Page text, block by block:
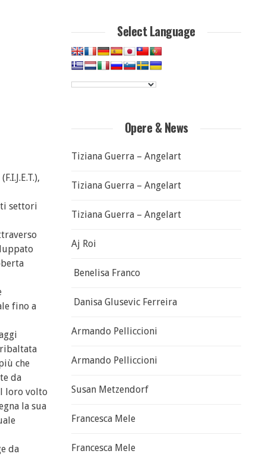
settori
fino a
che
da
loro volto
la sua
da
Select Language
Opere & News
Tiziana Guerra – Angelart
Tiziana Guerra – Angelart
Tiziana Guerra – Angelart
Aj Roi
Benelisa Franco
Danisa Glusevic Ferreira
Armando Pelliccioni
Armando Pelliccioni
Susan Metzendorf
Francesca Mele
Francesca Mele